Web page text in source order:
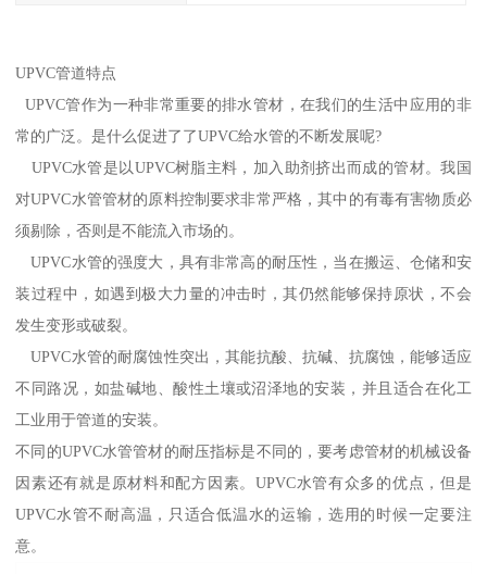
UPVC管道特点
UPVC管作为一种非常重要的排水管材，在我们的生活中应用的非
常的广泛。是什么促进了了UPVC给水管的不断发展呢?
UPVC水管是以UPVC树脂主料，加入助剂挤出而成的管材。我国
对UPVC水管管材的原料控制要求非常严格，其中的有毒有害物质必
须剔除，否则是不能流入市场的。
UPVC水管的强度大，具有非常高的耐压性，当在搬运、仓储和安
装过程中，如遇到极大力量的冲击时，其仍然能够保持原状，不会
发生变形或破裂。
UPVC水管的耐腐蚀性突出，其能抗酸、抗碱、抗腐蚀，能够适应
不同路况，如盐碱地、酸性土壤或沼泽地的安装，并且适合在化工
工业用于管道的安装。
不同的UPVC水管管材的耐压指标是不同的，要考虑管材的机械设备
因素还有就是原材料和配方因素。UPVC水管有众多的优点，但是
UPVC水管不耐高温，只适合低温水的运输，选用的时候一定要注
意。